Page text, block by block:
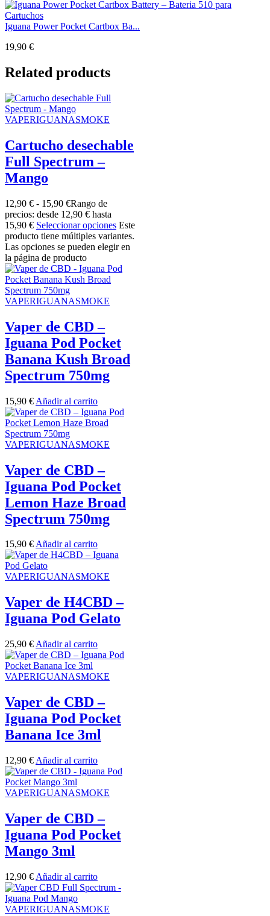
Iguana Power Pocket Cartbox Ba...
19,90 €
Related products
VAPERIGUANASMOKE
Cartucho desechable
Full Spectrum –
Mango
12,90 € - 15,90 €Rango de
precios: desde 12,90 € hasta
15,90 € Seleccionar opciones Este
producto tiene múltiples variantes.
Las opciones se pueden elegir en
la página de producto
VAPERIGUANASMOKE
Vaper de CBD –
Iguana Pod Pocket
Banana Kush Broad
Spectrum 750mg
15,90 € Añadir al carrito
VAPERIGUANASMOKE
Vaper de CBD –
Iguana Pod Pocket
Lemon Haze Broad
Spectrum 750mg
15,90 €Añadir al carrito
VAPERIGUANASMOKE
Vaper de H4CBD –
Iguana Pod Gelato
25,90 € Añadir al carrito
VAPERIGUANASMOKE
Vaper de CBD –
Iguana Pod Pocket
Banana Ice 3ml
12,90 € Añadir al carrito
VAPERIGUANASMOKE
Vaper de CBD –
Iguana Pod Pocket
Mango 3ml
12,90 € Añadir al carrito
VAPERIGUANASMOKE